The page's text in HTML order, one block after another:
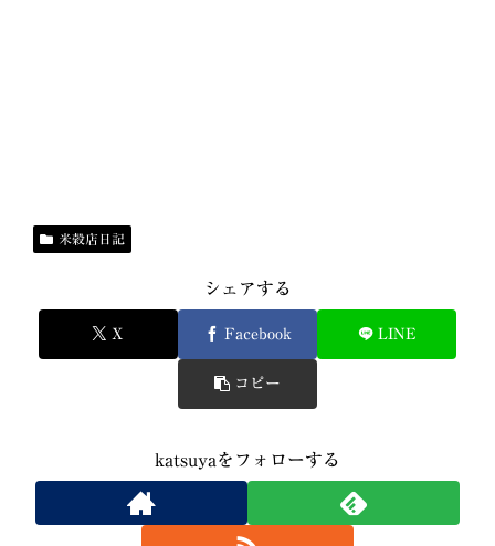
米穀店日記
シェアする
X Facebook LINE
コピー
katsuyaをフォローする